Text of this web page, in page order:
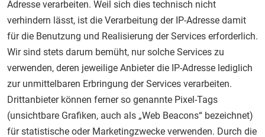
Adresse verarbeiten. Weil sich dies technisch nicht
verhindern lässt, ist die Verarbeitung der IP-Adresse damit
für die Benutzung und Realisierung der Services erforderlich.
Wir sind stets darum bemüht, nur solche Services zu
verwenden, deren jeweilige Anbieter die IP-Adresse lediglich
zur unmittelbaren Erbringung der Services verarbeiten.
Drittanbieter können ferner so genannte Pixel-Tags
(unsichtbare Grafiken, auch als „Web Beacons“ bezeichnet)
für statistische oder Marketingzwecke verwenden. Durch die